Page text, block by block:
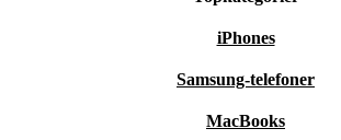
iPhones
Samsung-telefoner
MacBooks